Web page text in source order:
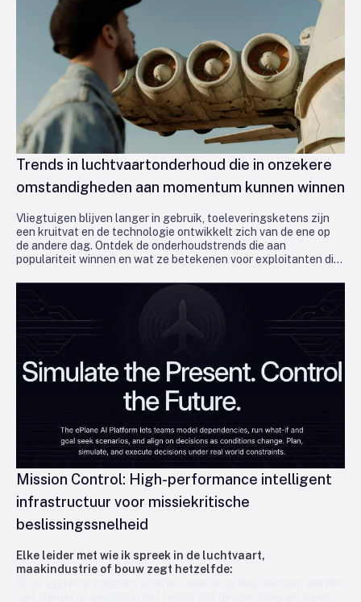
Trends in luchtvaartonderhoud die in onzekere
omstandigheden aan momentum kunnen winnen
Vliegtuigen blijven langer in gebruik, toeleveringsketens zijn
een kruitvat en de technologie ontwikkelt zich van de ene op
de andere dag. Ontdek de onderhoudstrends die aan
populariteit winnen en wat ze betekenen voor exploitanten die
Mission Control: High-performance intelligent
infrastructuur voor missiekritische
beslissingssnelheid
Elke leider met wie ik spreek in de luchtvaart,
maakindustrie of bouw zegt hetzelfde: